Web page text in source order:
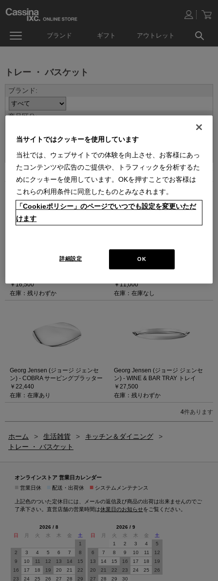
ブランド ギフト アウトレット
トレー ・ バスケット
並べ替え：
4 件あります
ン) - ALFREDO ブレッドバスケット
￥16,500
在庫：残りわずか
Georg Jensen (ジョージ ジェンセ
ン) - ALFREDO ブレッドバスケット
￥11,000
在庫：在庫なし
Georg Jensen (ジョージ ジェンセ
ン) - COBRA サービングプラッター
￥22,440
在庫：在庫あり
Georg Jensen (ジョージ ジェンセ
ン) - WINE & BAR TRAY トレイ
￥27,500
在庫：残りわずか
4件あります
ホーム > 生活雑貨 > キッチン＆ダイニング
>
トレー ・ バスケット
オンラインストア 営業日カレンダー
営業日休 配送・出荷休 ■ システムメンテナンス
上記色のついた定休日には、メールの返信及び商品の出荷は出来ませんのでご
了承下さい。直営店舗の営業時間は休業日のお知らせをご覧ください。
2026 / 8
日
月 火 水 木 金
土
1
2
3 4 5 6 7
8
9
10 11 12 13 14
15
16
17 18 19 20 21
22
23
24 25 26 27 28
29
2026 / 9
日
月 火 水 木 金
土
1
2 3 4
5
6
7 8 9 10 11
12
13
14 15 16 17 18
19
20
21 22 23 24 25
26
27
28 29 30
当サイトではクッキーを使用しています
当社では、ウェブサイトでの体験を向上させ、お客様にあっ
たコンテンツや広告のご提供や、トラフィックを分析するた
めにクッキーを使用しています。OKを押すことでお客様は
これらの利用条件に同意したものとみなされます。
「Cookieポリシー」のページでいつでも設定を変更いただ
けます
OK
詳細設定